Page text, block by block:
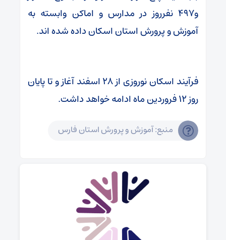
و۴۹۷ نفرروز در مدارس و اماکن وابسته به
آموزش و پرورش استان اسکان داده شده اند.
فرآیند اسکان نوروزی از ۲۸ اسفند آغاز و تا پایان
روز ۱۲ فروردین ماه ادامه خواهد داشت.
منبع: آموزش و پرورش استان فارس